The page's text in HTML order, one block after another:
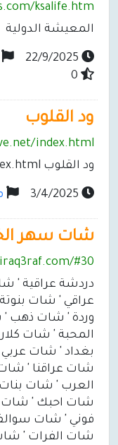
ksalife.htm
المعيشة الدولية
ود القلوب
index.html
ود القلوب http://ahebaa.batcave.net/index.html
شات سهر
#30
دردشة عراقية '
عراقي ' شات
وردة ' شات ذهب
المحبة ' شات
بغداد ' شات
شات عراقنا '
العرب ' شات
شات احبك '
فوني ' شات
شات الفرات '